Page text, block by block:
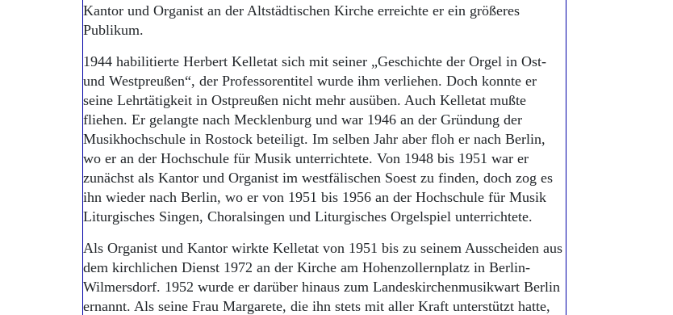
Kantor und Organist an der Altstädtischen Kirche erreichte er ein größeres
Publikum.
1944 habilitierte Herbert Kelletat sich mit seiner „Geschichte der Orgel in Ost-
und Westpreußen“, der Professorentitel wurde ihm verliehen. Doch konnte er
seine Lehrtätigkeit in Ostpreußen nicht mehr ausüben. Auch Kelletat mußte
fliehen. Er gelangte nach Mecklenburg und war 1946 an der Gründung der
Musikhochschule in Rostock beteiligt. Im selben Jahr aber floh er nach Berlin,
wo er an der Hochschule für Musik unterrichtete. Von 1948 bis 1951 war er
zunächst als Kantor und Organist im westfälischen Soest zu finden, doch zog es
ihn wieder nach Berlin, wo er von 1951 bis 1956 an der Hochschule für Musik
Liturgisches Singen, Choralsingen und Liturgisches Orgelspiel unterrichtete.
Als Organist und Kantor wirkte Kelletat von 1951 bis zu seinem Ausscheiden aus
dem kirchlichen Dienst 1972 an der Kirche am Hohenzollernplatz in Berlin-
Wilmersdorf. 1952 wurde er darüber hinaus zum Landeskirchenmusikwart Berlin
ernannt. Als seine Frau Margarete, die ihn stets mit aller Kraft unterstützt hatte,